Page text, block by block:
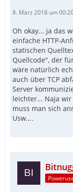
8. März 2018 um
Oh okay... ja das
einfache HTTP-
statischen
Quellcode", der
wäre natürlich
auch über TCP
Server
leichter... Naja
muss man sich
Usw....